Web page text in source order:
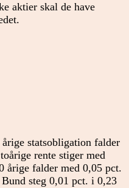
aktier skal de have
statsobligation falder
rente stiger med
årige falder med 0,05 pct.
steg 0,01 pct. i 0,23